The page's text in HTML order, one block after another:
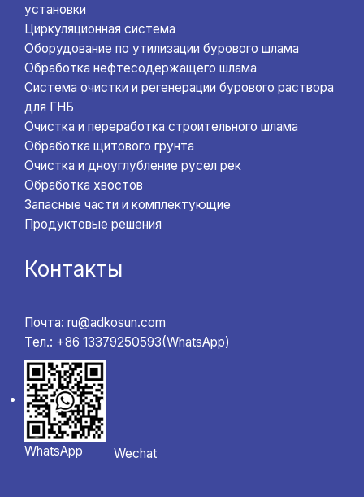
установки
Циркуляционная система
Оборудование по утилизации бурового шлама
Обработка нефтесодержащего шлама
Система очистки и регенерации бурового раствора
для ГНБ
Очистка и переработка строительного шлама
Обработка щитового грунта
Очистка и дноуглубление русел рек
Обработка хвостов
Запасные части и комплектующие
Продуктовые решения
Контакты
Почта: ru@adkosun.com
Тел.: +86 13379250593(WhatsApp)
WhatsApp Wechat